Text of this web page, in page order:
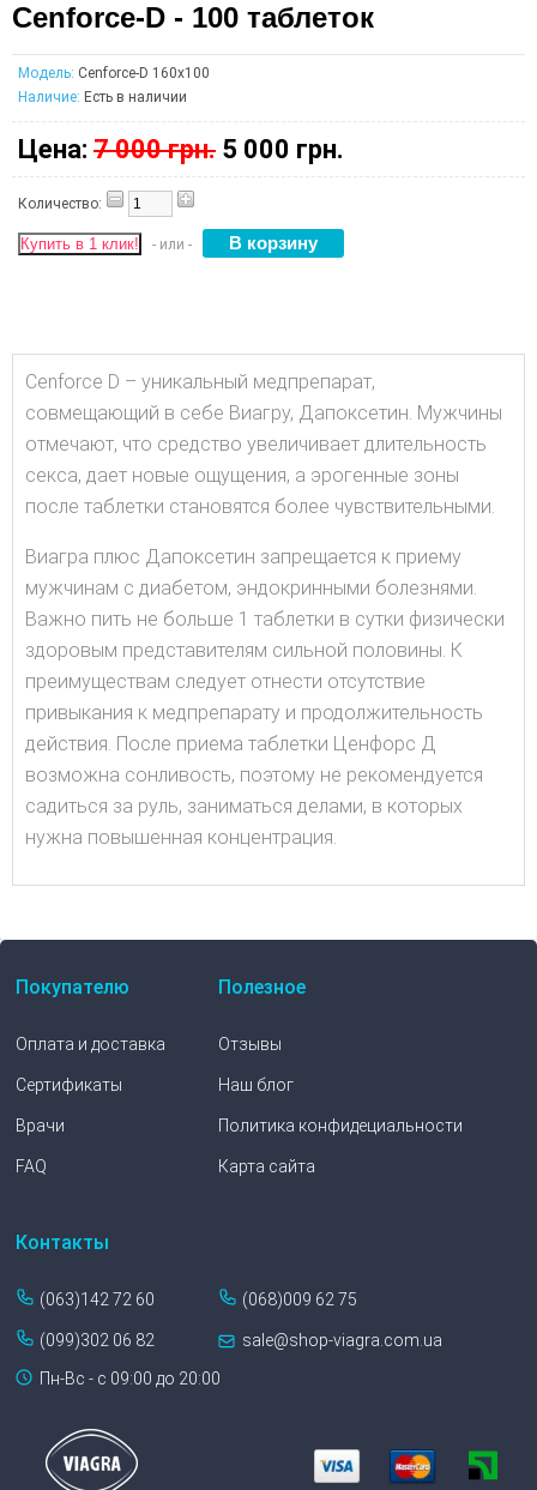
Cenforce-D - 100 таблеток
Модель: Cenforce-D 160x100
Наличие: Есть в наличии
Цена: 7 000 грн. 5 000 грн.
Количество:
Купить в 1 клик! - или -
Cenforce D – уникальный медпрепарат,
совмещающий в себе Виагру, Дапоксетин. Мужчины
отмечают, что средство увеличивает длительность
секса, дает новые ощущения, а эрогенные зоны
после таблетки становятся более чувствительными.
Виагра плюс Дапоксетин запрещается к приему
мужчинам с диабетом, эндокринными болезнями.
Важно пить не больше 1 таблетки в сутки физически
здоровым представителям сильной половины. К
преимуществам следует отнести отсутствие
привыкания к медпрепарату и продолжительность
действия. После приема таблетки Ценфорс Д
возможна сонливость, поэтому не рекомендуется
садиться за руль, заниматься делами, в которых
нужна повышенная концентрация.
Покупателю
Оплата и доставка
Сертификаты
Врачи
FAQ
Полезное
Отзывы
Наш блог
Политика конфидециальности
Карта сайта
Контакты
(063)142 72 60 (068)009 62 75
(099)302 06 82
sale@shop-viagra.com.ua
Пн-Вс - с 09:00 до 20:00